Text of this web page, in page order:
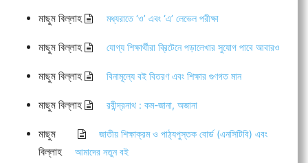
মাছুম বিল্লাহ মধ্যরাতে ‘ও’ এবং ‘এ’ লেভেল পরীক্ষা
মাছুম বিল্লাহ যোগ্য শিক্ষার্থীরা ব্রিটেনে পড়ালেখার সুযোগ পাবে আবারও
মাছুম বিল্লাহ বিনামূল্যে বই বিতরণ এবং শিক্ষার গুণগত মান
মাছুম বিল্লাহ রবীন্দ্রনাথ : কম-জানা, অজানা
মাছুম
বিল্লাহ
জাতীয় শিক্ষাক্রম ও পাঠ্যপুস্তক বোর্ড (এনসিটিবি) এবং
আমাদের নতুন বই